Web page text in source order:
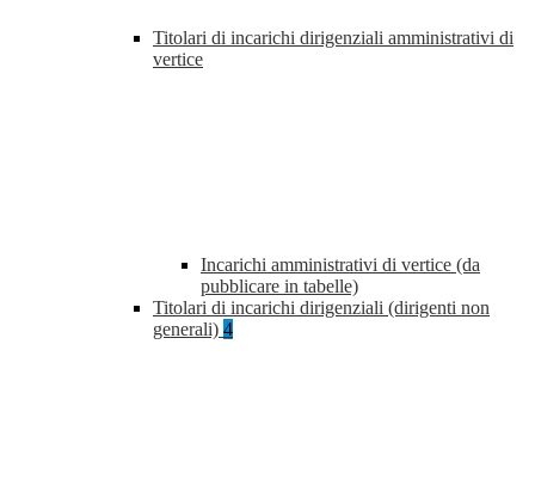
Titolari di incarichi dirigenziali amministrativi di
vertice
Incarichi amministrativi di vertice (da
pubblicare in tabelle)
Titolari di incarichi dirigenziali (dirigenti non
generali) 4